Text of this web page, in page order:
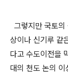
그렇지만 국토의
상이나 신기루 같
다고 수도이전을
대의 천도 논의